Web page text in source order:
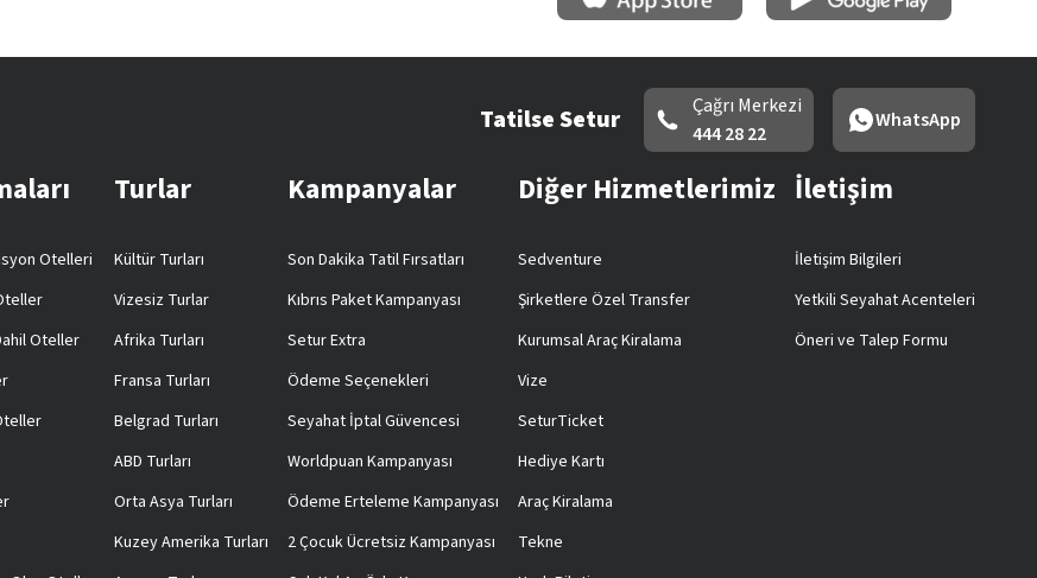
Tatilse Setur
Çağrı Merkezi
444 28 22
WhatsApp
Otelleri
Oteller
Turlar
Kültür Turları
Vizesiz Turlar
Afrika Turları
Fransa Turları
Belgrad Turları
ABD Turları
Orta Asya Turları
Kuzey Amerika Turları
Kampanyalar
Son Dakika Tatil Fırsatları
Kıbrıs Paket Kampanyası
Setur Extra
Ödeme Seçenekleri
Seyahat İptal Güvencesi
Worldpuan Kampanyası
Ödeme Erteleme Kampanyası
2 Çocuk Ücretsiz Kampanyası
Diğer Hizmetlerimiz
Sedventure
Şirketlere Özel Transfer
Kurumsal Araç Kiralama
Vize
SeturTicket
Hediye Kartı
Araç Kiralama
Tekne
İletişim
İletişim Bilgileri
Yetkili Seyahat Acenteleri
Öneri ve Talep Formu